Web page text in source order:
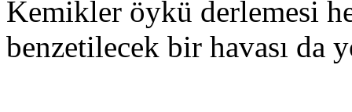
Kemikler öykü derlemesi
benzetilecek bir havası da